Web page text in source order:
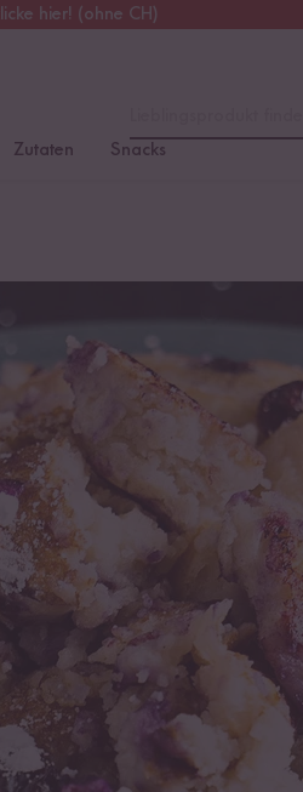
hier! (ohne CH)
Versand
Zutaten Snacks